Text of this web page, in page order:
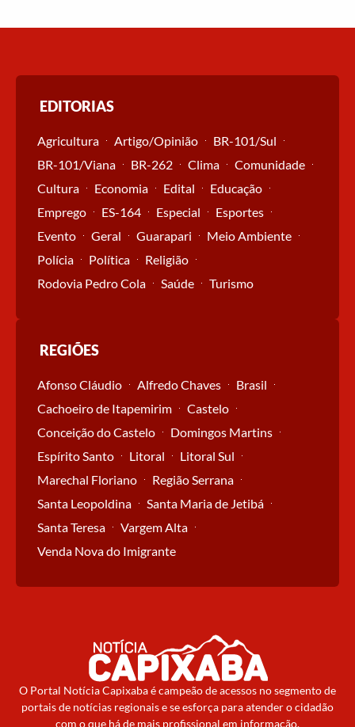
EDITORIAS
Agricultura Artigo/Opinião
BR-101/Sul
BR-101/Viana
BR-262 Clima
Comunidade
Cultura
Economia Edital
Educação
Emprego
ES-164 Especial
Esportes
Evento
Geral Guarapari
Meio Ambiente
Polícia
Política
Religião
Rodovia Pedro Cola
Saúde Turismo
REGIÕES
Afonso Cláudio Alfredo Chaves
Brasil
Cachoeiro de Itapemirim
Castelo
Conceição do Castelo
Domingos Martins
Espírito Santo
Litoral
Litoral Sul
Marechal Floriano
Região Serrana
Santa Leopoldina
Santa Maria de Jetibá
Santa Teresa
Vargem Alta
Venda Nova do Imigrante
O Portal Notícia Capixaba é campeão de acessos no segmento de
portais de notícias regionais e se esforça para atender o cidadão
com o que há de mais profissional em informação.